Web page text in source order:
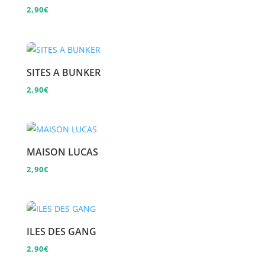
2,90€
SITES A BUNKER
2,90€
MAISON LUCAS
2,90€
ILES DES GANG
2,90€